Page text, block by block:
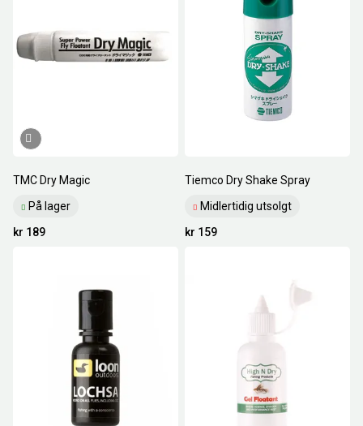
TMC Dry Magic
På lager
kr 189
Tiemco Dry Shake Spray
Midlertidig utsolgt
kr 159